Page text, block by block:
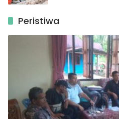
Peristiwa